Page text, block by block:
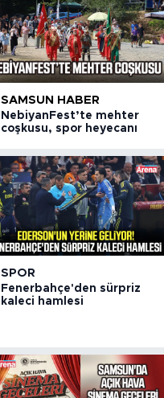
SAMSUN HABER
NebiyanFest’te mehter
coşkusu, spor heyecanı
SPOR
Fenerbahçe'den sürpriz
kaleci hamlesi